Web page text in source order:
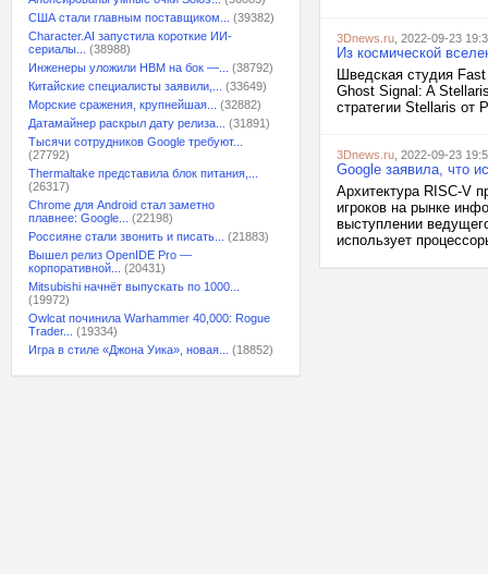
США стали главным поставщиком...
(39382)
Character.AI запустила короткие ИИ-
сериалы...
(38988)
Инженеры уложили HBM на бок —...
(38792)
Китайские специалисты заявили,...
(33649)
Морские сражения, крупнейшая...
(32882)
Датамайнер раскрыл дату релиза...
(31891)
Тысячи сотрудников Google требуют...
(27792)
Thermaltake представила блок питания,...
(26317)
Chrome для Android стал заметно
плавнее: Google...
(22198)
Россияне стали звонить и писать...
(21883)
Вышел релиз OpenIDE Pro —
корпоративной...
(20431)
Mitsubishi начнёт выпускать по 1000...
(19972)
Owlcat починила Warhammer 40,000: Rogue
Trader...
(19334)
Игра в стиле «Джона Уика», новая...
(18852)
3Dnews.ru , 2022-09-23
Из космической
Шведская студия
Ghost Signal: A
стратегии Stellaris от
3Dnews.ru , 2022-09-23
Google заявила, что
Архитектура RISC-V
игроков на рынке
выступлении
использует